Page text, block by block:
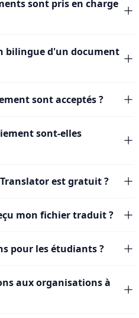
sont pris en charge
bilingue d'un document
sont acceptés ?
sont-elles
Translator est gratuit ?
mon fichier traduit ?
pour les étudiants ?
aux organisations à